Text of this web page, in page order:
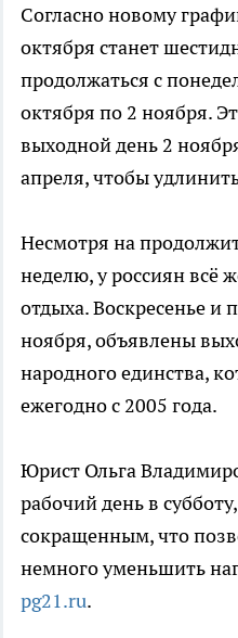
Согласно новому
октября станет
продолжаться с
октября по 2 ноября.
выходной день 2
апреля, чтобы
Несмотря на
неделю, у россиян всё
отдыха. Воскресенье и
ноября, объявлены
народного единства,
ежегодно с 2005 года.
Юрист Ольга
рабочий день в
сокращенным, что
немного уменьшить
pg21.ru.